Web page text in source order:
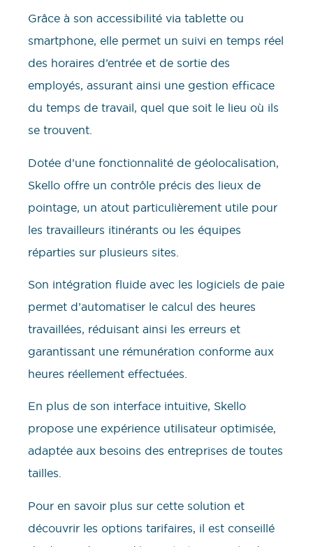
Grâce à son accessibilité via tablette ou
smartphone, elle permet un suivi en temps réel
des horaires d’entrée et de sortie des
employés, assurant ainsi une gestion efficace
du temps de travail, quel que soit le lieu où ils
se trouvent.
Dotée d’une fonctionnalité de géolocalisation,
Skello offre un contrôle précis des lieux de
pointage, un atout particulièrement utile pour
les travailleurs itinérants ou les équipes
réparties sur plusieurs sites.
Son intégration fluide avec les logiciels de paie
permet d’automatiser le calcul des heures
travaillées, réduisant ainsi les erreurs et
garantissant une rémunération conforme aux
heures réellement effectuées.
En plus de son interface intuitive, Skello
propose une expérience utilisateur optimisée,
adaptée aux besoins des entreprises de toutes
tailles.
Pour en savoir plus sur cette solution et
découvrir les options tarifaires, il est conseillé